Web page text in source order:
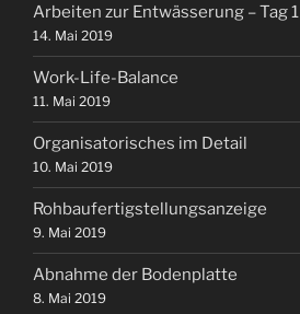
Arbeiten zur Entwässerung – Tag 1
14. Mai 2019
Work-Life-Balance
11. Mai 2019
Organisatorisches im Detail
10. Mai 2019
Rohbaufertigstellungsanzeige
9. Mai 2019
Abnahme der Bodenplatte
8. Mai 2019